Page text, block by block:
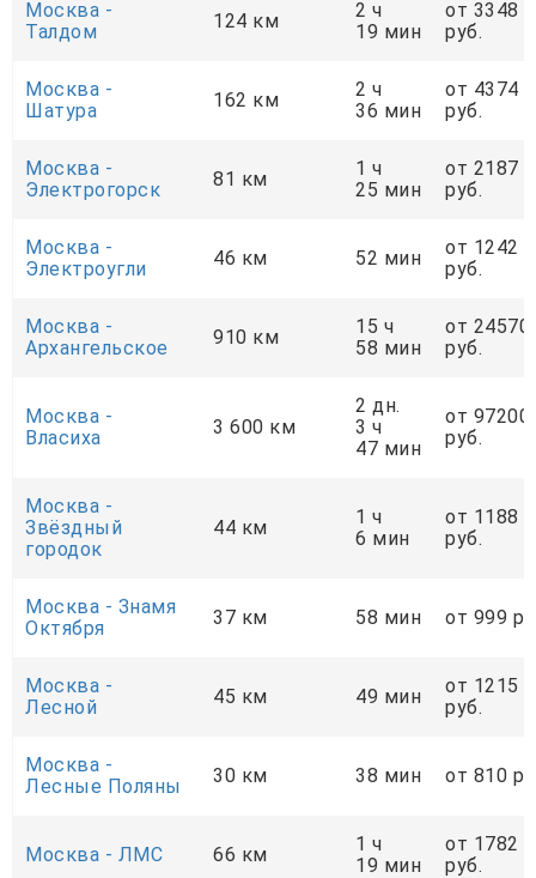
Москва -
Талдом
124 км
2 ч
19 мин
от 3348
руб.
Москва -
Шатура
162 км
2 ч
36 мин
от 4374
руб.
Москва -
Электрогорск
81 км
1 ч
25 мин
от 2187
руб.
Москва -
Электроугли
46 км 52 мин
от 1242
руб.
Москва -
Архангельское
910 км
15 ч
58 мин
от 24570
руб.
Москва -
Власиха
3 600 км
2 дн.
3 ч
47 мин
от 97200
руб.
Москва -
Звёздный
городок
44 км
1 ч
6 мин
от 1188
руб.
Москва - Знамя
Октября
37 км 58 мин от 999
Москва -
Лесной
45 км 49 мин
от 1215
руб.
Москва -
Лесные Поляны
30 км 38 мин от 810
Москва - ЛМС 66 км
1 ч
19 мин
от 1782
руб.